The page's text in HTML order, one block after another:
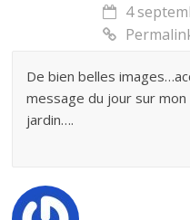
4
De bien belles
message du jour sur
jardin….